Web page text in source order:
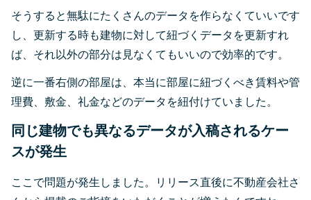
そうすると無駄にたくさんのデータを作らなくていいです
し、更新する時も建物に対して紐づくデータを更新すれ
ば、それ以外の部分は見なくてもいいので効率的です。
逆に一番右側の部屋は、本当に部屋に紐づくべき賃料や管
理費、敷金、礼金などのデータを紐付けていました。
同じ建物でも異なるデータが入稿されるケー
スが発生
ここで問題が発生しました。リリース直後に不動産会社さ